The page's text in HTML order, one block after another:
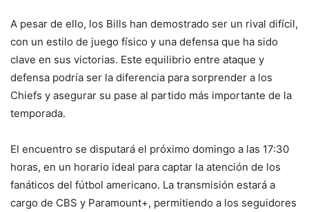
A pesar de ello, los Bills han demostrado ser un rival difícil,
con un estilo de juego físico y una defensa que ha sido
clave en sus victorias. Este equilibrio entre ataque y
defensa podría ser la diferencia para sorprender a los
Chiefs y asegurar su pase al partido más importante de la
temporada.
El encuentro se disputará el próximo domingo a las 17:30
horas, en un horario ideal para captar la atención de los
fanáticos del fútbol americano. La transmisión estará a
cargo de CBS y Paramount+, permitiendo a los seguidores